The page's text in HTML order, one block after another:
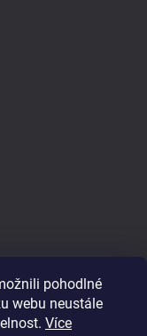
pohodlné
webu neustále
Více